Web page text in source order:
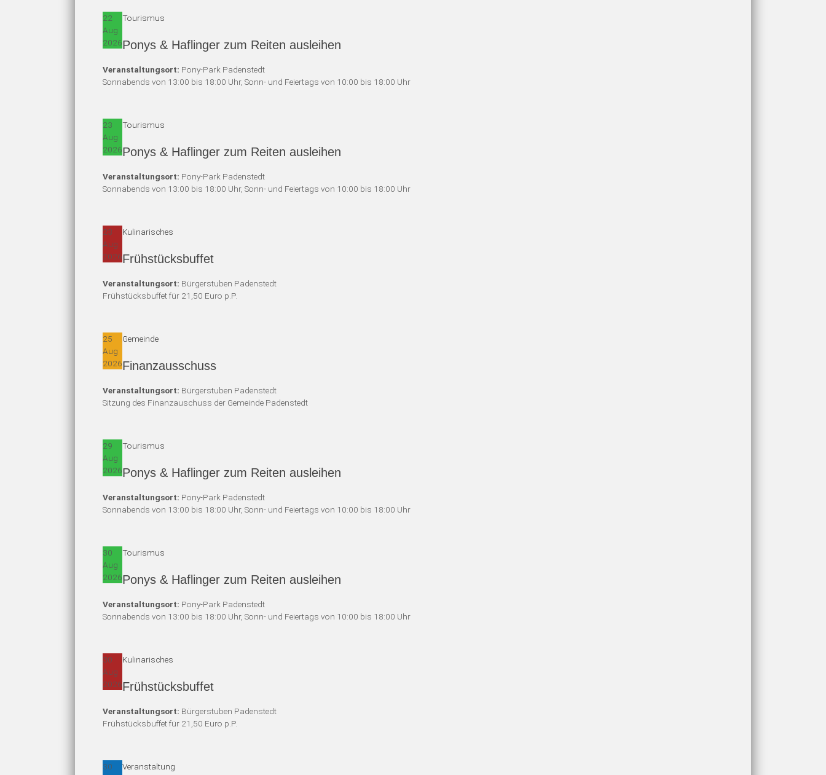
22
Aug
2026
Tourismus
Ponys & Haflinger zum Reiten ausleihen
Veranstaltungsort: Pony-Park Padenstedt
Sonnabends von 13:00 bis 18:00 Uhr, Sonn- und Feiertags von 10:00 bis 18:00 Uhr
23
Aug
2026
Tourismus
Ponys & Haflinger zum Reiten ausleihen
Veranstaltungsort: Pony-Park Padenstedt
Sonnabends von 13:00 bis 18:00 Uhr, Sonn- und Feiertags von 10:00 bis 18:00 Uhr
23
Aug
2026
Kulinarisches
Frühstücksbuffet
Veranstaltungsort: Bürgerstuben Padenstedt
Frühstücksbuffet für 21,50 Euro p.P.
25
Aug
2026
Gemeinde
Finanzausschuss
Veranstaltungsort: Bürgerstuben Padenstedt
Sitzung des Finanzauschuss der Gemeinde Padenstedt
29
Aug
2026
Tourismus
Ponys & Haflinger zum Reiten ausleihen
Veranstaltungsort: Pony-Park Padenstedt
Sonnabends von 13:00 bis 18:00 Uhr, Sonn- und Feiertags von 10:00 bis 18:00 Uhr
30
Aug
2026
Tourismus
Ponys & Haflinger zum Reiten ausleihen
Veranstaltungsort: Pony-Park Padenstedt
Sonnabends von 13:00 bis 18:00 Uhr, Sonn- und Feiertags von 10:00 bis 18:00 Uhr
30
Aug
2026
Kulinarisches
Frühstücksbuffet
Veranstaltungsort: Bürgerstuben Padenstedt
Frühstücksbuffet für 21,50 Euro p.P.
30
Veranstaltung